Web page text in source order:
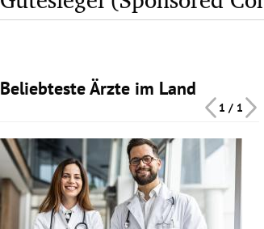
Beliebteste Ärzte im Land
1 / 1
Slide 1 von 1